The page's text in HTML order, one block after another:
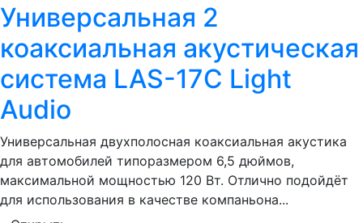
Универсальная 2
коаксиальная акустическая
система LAS-17C Light
Audio
Универсальная двухполосная коаксиальная акустика
для автомобилей типоразмером 6,5 дюймов,
максимальной мощностью 120 Вт. Отлично подойдёт
для использования в качестве компаньона...